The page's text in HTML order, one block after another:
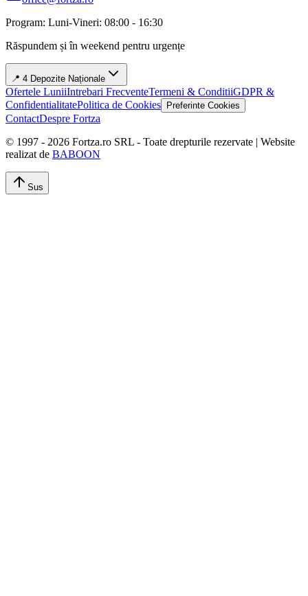
Program: Luni-Vineri: 08:00 - 16:30
Răspundem și în weekend pentru urgențe
📍 4 Depozite Naționale
Ofertele LuniiIntrebari FrecventeTermeni & ConditiiGDPR &
ConfidentialitatePolitica de Cookies Preferinte Cookies
ContactDespre Fortza
© 1997 - 2026 Fortza.ro SRL - Toate drepturile rezervate | Website
realizat de BABOON
Sus